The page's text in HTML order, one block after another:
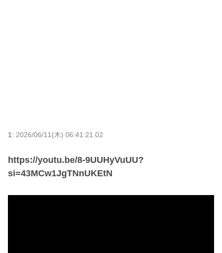
1: 2026/06/11(木) 06:41:21.02
https://youtu.be/8-9UUHyVuUU?
si=43MCw1JgTNnUKEtN